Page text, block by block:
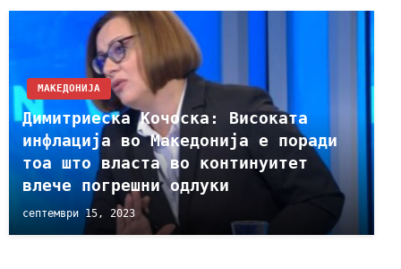
МАКЕДОНИЈА
Димитриеска Кочоска: Високата
инфлација во Македонија е поради
тоа што власта во континуитет
влече погрешни одлуки
септември 15, 2023